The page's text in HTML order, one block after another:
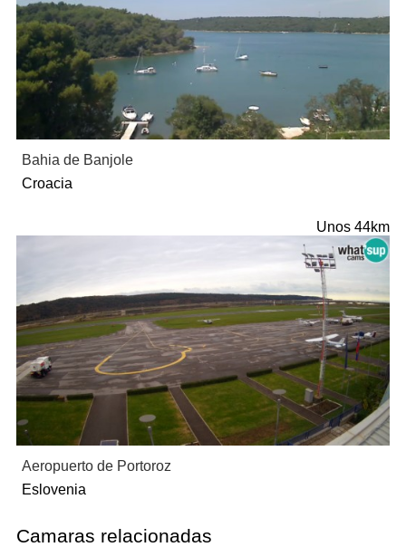
Bahia de Banjole
Croacia
Unos 44km
Aeropuerto de Portoroz
Eslovenia
Camaras relacionadas